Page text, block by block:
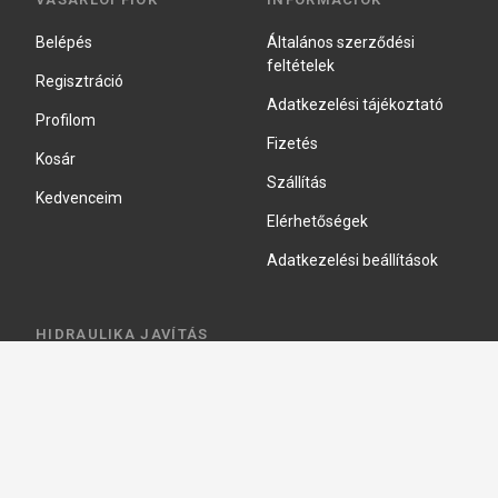
Belépés
Regisztráció
Profilom
Kosár
Kedvenceim
Általános szerződési
feltételek
Adatkezelési tájékoztató
Fizetés
Szállítás
Elérhetőségek
Adatkezelési beállítások
HIDRAULIKA JAVÍTÁS